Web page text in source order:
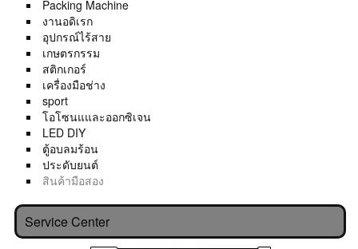
Packing Machine
งานอดิเรก
อุปกรณ์ไร้สาย
เกษตรกรรม
สติกเกอร์
เครื่องมือช่าง
sport
โอโซนแและออกซิเจน
LED DIY
ตู้อบลมร้อน
ประดับยนต์
สินค้ามือสอง
Service Center